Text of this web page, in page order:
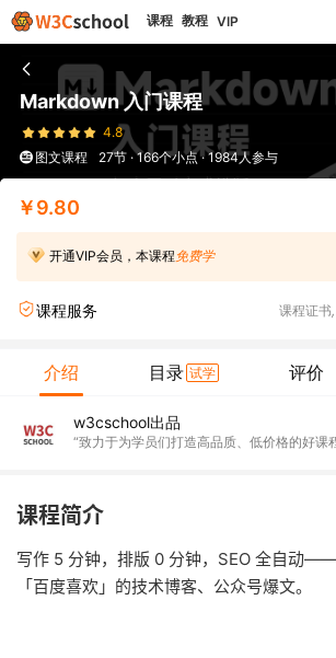
课程 教程 VIP
Markdown 入门课程
4.8
图文课程
27节 · 166个小点 · 1984人参与
￥9.80
开通VIP会员，本课程 免费学
课程服务 课程证书
介绍 目录 试学 评价
w3cschool出品
“致力于为学员们打造高品质、低价格的好课
课程简介
写作 5 分钟，排版 0 分钟，SEO 全自动
「百度喜欢」的技术博客、公众号爆文。